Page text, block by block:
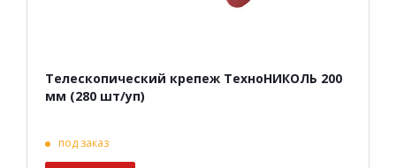
Телескопический крепеж ТехноНИКОЛЬ 200
мм (280 шт/уп)
под заказ